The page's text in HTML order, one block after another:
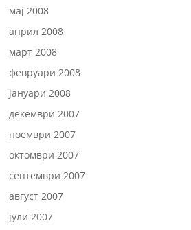
мај 2008
април 2008
март 2008
февруари 2008
јануари 2008
декември 2007
ноември 2007
октомври 2007
септември 2007
август 2007
јули 2007